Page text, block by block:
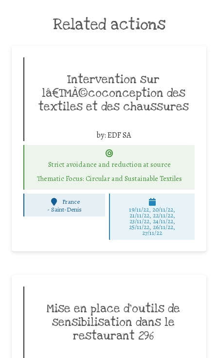
Related actions
Intervention sur
lâ€™Ã©coconception des
textiles et des chaussures
by:EDF SA
Strict avoidance and reduction at source
Thematic Focus: Circular and Sustainable Textiles
France
-Saint-Denis 19/11/22, 20/11/22,
21/11/22, 22/11/22,
23/11/22, 24/11/22,
25/11/22, 26/11/22,
27/11/22
Mise en place d’outils de
sensibilisation dans le
restaurant 296